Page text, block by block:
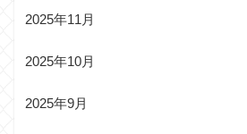
2025年11月
2025年10月
2025年9月